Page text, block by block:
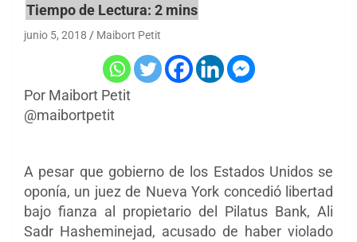
junio 5, 2018 Maibort Petit
Por Maibort Petit
@maibortpetit
A pesar que gobierno de los Estados Unidos se
oponía, un juez de Nueva York concedió libertad
bajo fianza a l propietario del Pilatus Bank, Ali
Sadr Hasheminejad, acusado de haber violado